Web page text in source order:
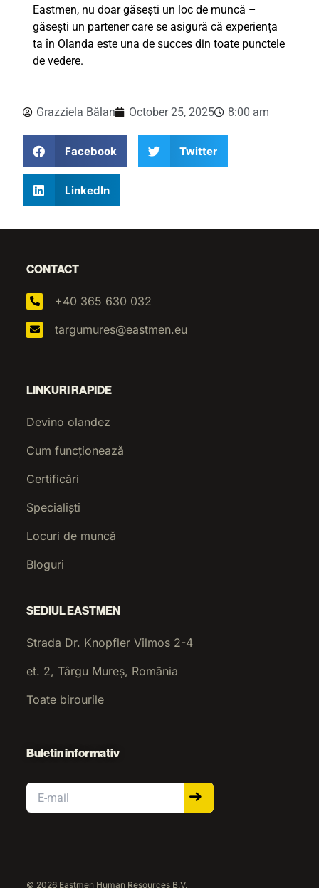
Eastmen, nu doar găsești un loc de muncă –
găsești un partener care se asigură că experiența
ta în Olanda este una de succes din toate punctele
de vedere.
Grazziela Bălan October 25, 2025 8:00 am
Facebook Twitter
LinkedIn
CONTACT
+40 365 630 032
targumures@eastmen.eu
LINKURI RAPIDE
Devino olandez
Cum funcționează
Certificări
Specialiști
Locuri de muncă
Bloguri
SEDIUL EASTMEN
Strada Dr. Knopfler Vilmos 2-4
et. 2, Târgu Mureș, România
Toate birourile
Buletin informativ
Email
© 2026 Eastmen Human Resources B.V.